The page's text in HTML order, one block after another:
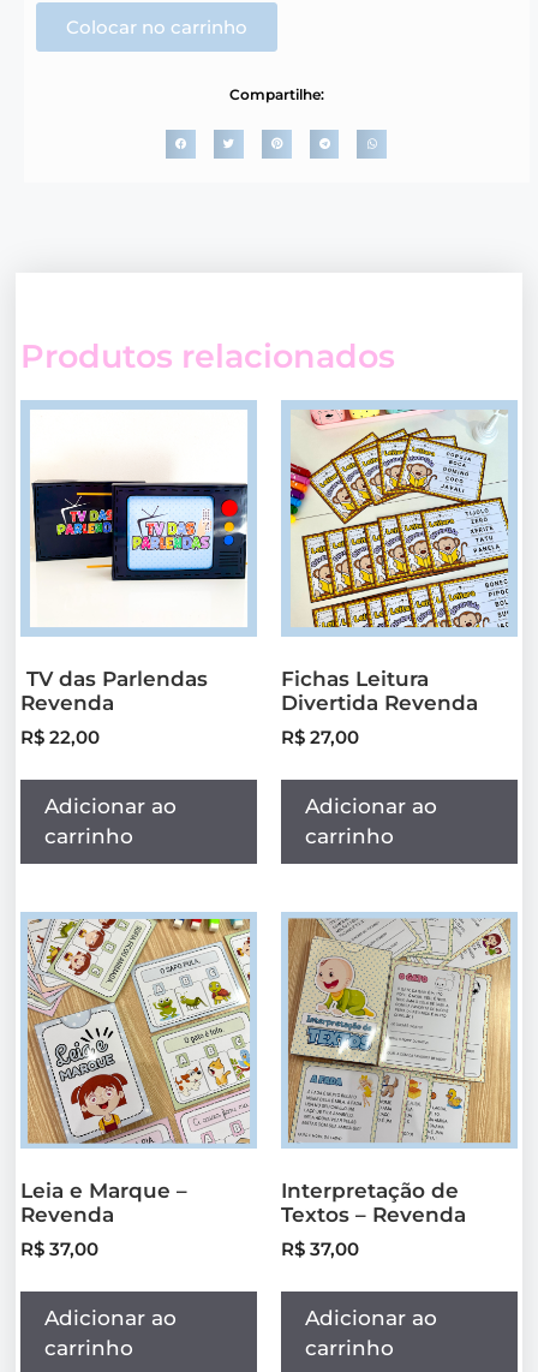
Colocar no carrinho
Compartilhe:
Produtos relacionados
TV das Parlendas
Revenda
R$ 22,00
Adicionar ao
carrinho
Fichas Leitura
Divertida Revenda
R$ 27,00
Adicionar ao
carrinho
Leia e Marque –
Revenda
R$ 37,00
Adicionar ao
carrinho
Interpretação de
Textos – Revenda
R$ 37,00
Adicionar ao
carrinho